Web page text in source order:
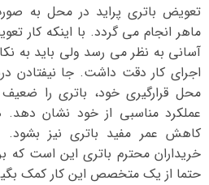
تعویض باتری پراید در محل به
ماهر انجام می گردد. با اینکه کار
آسانی به نظر می رسد ولی باید به
اجرای کار دقت داشت. جا نیفتادن
محل قرارگیری خود، باتری را
عملکرد مناسبی از خود نشان
کاهش عمر مفید باتری نیز بشود.
خریداران محترم باتری این است که
حتما از یک متخصص این کار کمک